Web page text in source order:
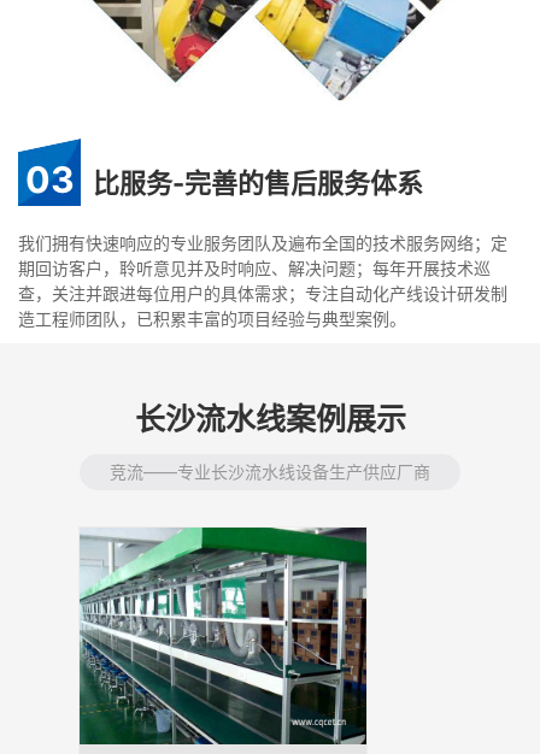
03 比服务-完善的售后服务体系
我们拥有快速响应的专业服务团队及遍布全国的技术服务网络；定
期回访客户，聆听意见并及时响应、解决问题；每年开展技术巡
查，关注并跟进每位用户的具体需求；专注自动化产线设计研发制
造工程师团队，已积累丰富的项目经验与典型案例。
长沙流水线案例展示
竞流——专业长沙流水线设备生产供应厂商